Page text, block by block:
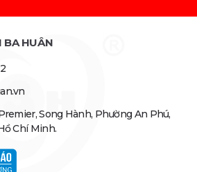
BA HUÂN
Song Hành, Phường An Phú,
Chí Minh.